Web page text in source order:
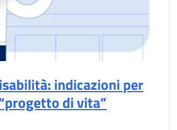
indicazioni per
di vita”